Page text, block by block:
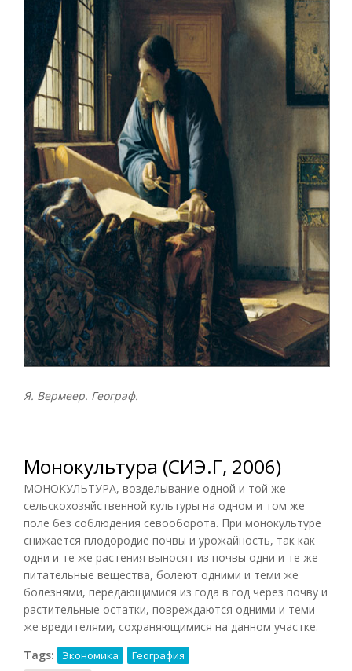
Я. Вермеер. Географ.
Монокультура (СИЭ.Г, 2006)
МОНОКУЛЬТУРА, возделывание одной и той же
сельскохозяйственной культуры на одном и том же
поле без соблюдения севооборота. При монокультуре
снижается плодородие почвы и урожайность, так как
одни и те же растения выносят из почвы одни и те же
питательные вещества, болеют одними и теми же
болезнями, передающимися из года в год через почву и
растительные остатки, повреждаются одними и теми
же вредителями, сохраняющимися на данном участке.
Tags:
Экономика География